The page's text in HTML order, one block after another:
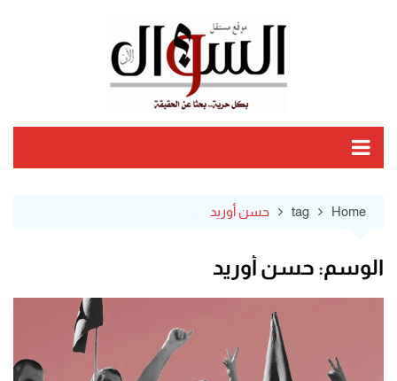
Home
tag حسن أوريد
الوسم: حسن أوريد